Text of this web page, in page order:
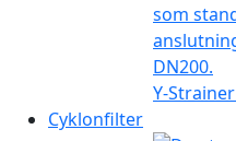
Y-
Cyklonfilter